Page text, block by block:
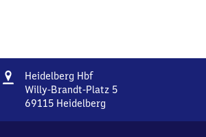
Adresse
Heidelberg HbfHeidelberg
Hauptbahnhof
Willy-Brandt-Platz 5
69115 Heidelberg